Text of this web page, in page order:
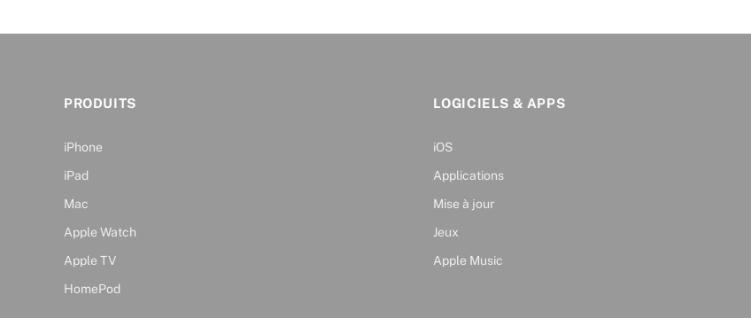
PRODUITS
iPhone
iPad
Mac
Apple Watch
Apple TV
HomePod
LOGICIELS & APPS
iOS
Applications
Mise à jour
Jeux
Apple Music